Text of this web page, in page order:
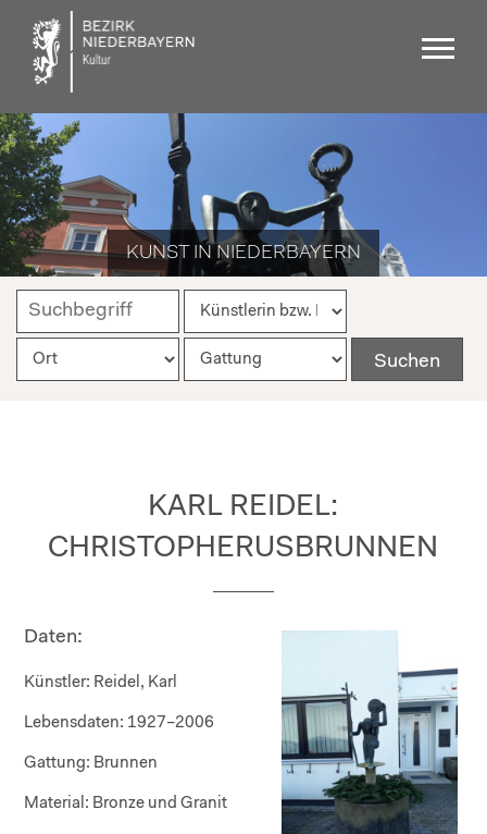
KUNST IN NIEDERBAYERN
KARL REIDEL:
CHRISTOPHERUSBRUNNEN
Daten:
Künstler: Reidel, Karl
Lebensdaten: 1927–2006
Gattung: Brunnen
Material: Bronze und Granit